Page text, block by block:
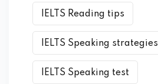
IELTS Reading tips
IELTS Speaking strategies
IELTS Speaking test